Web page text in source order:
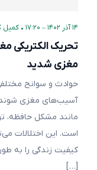
۱۴ آذر ۱۴۰۲ – ۱۷:۲۰ • کمیل
تحریک الکتریکی
مغزی شدید
حوادث و سوانح
آسیب‌های مغزی شوند
مانند مشکل حافظه،
است. این اختلالات
کیفیت زندگی را به
[…]